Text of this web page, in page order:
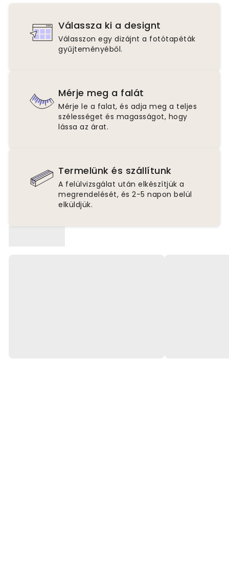
Válassza ki a designt
Válasszon egy dizájnt a fotótapéták
gyűjteményéből.
Mérje meg a falát
Mérje le a falat, és adja meg a teljes
szélességet és magasságot, hogy
lássa az árat.
Termelünk és szállítunk
A felülvizsgálat után elkészítjük a
megrendelését, és 2-5 napon belül
elküldjük.